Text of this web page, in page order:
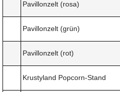
Pavillonzelt (rosa)
Pavillonzelt (grün)
Pavillonzelt (rot)
Krustyland Popcorn-Stand